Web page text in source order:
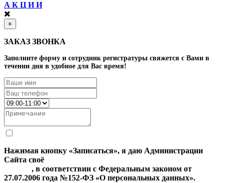
А К Ц И И
×
ЗАКАЗ ЗВОНКА
Заполните форму и сотрудник регистратуры свяжется с Вами в
течении дня в удобное для Вас время!
Нажимая кнопку «Записаться», я даю Администрации
Сайта своё
, в соответствии с Федеральным законом от
27.07.2006 года №152-ФЗ «О персональных данных».